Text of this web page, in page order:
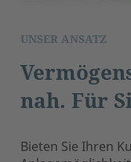
UNSER ANSATZ
nah. Für
Bieten Sie Ihren